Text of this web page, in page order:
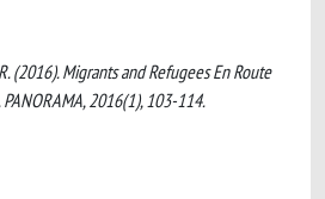
(2016). Migrants and Refugees En Route
2016(1), 103-114.